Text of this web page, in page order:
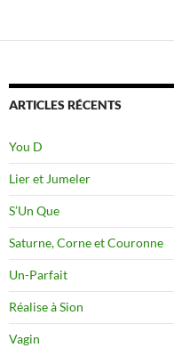
ARTICLES RÉCENTS
You D
Lier et Jumeler
S’Un Que
Saturne, Corne et Couronne
Un-Parfait
Réalise à Sion
Vagin